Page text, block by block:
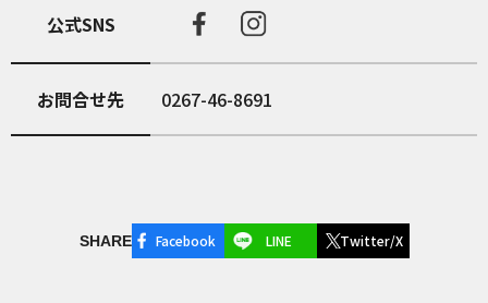
公式SNS
お問合せ先 0267-46-8691
SHARE Facebook LINE Twitter/X